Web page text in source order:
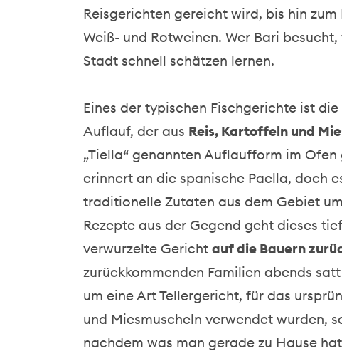
Reisgerichten gereicht wird, bis hin
Weiß- und Rotweinen. Wer Bari
Stadt schnell schätzen lernen.
Eines der typischen Fischgerichte ist die
Auflauf, der aus Reis, Kartoffeln und
„Tiella“ genannten Auflaufform im
erinnert an die spanische Paella, doch
traditionelle Zutaten aus dem Gebiet
Rezepte aus der Gegend geht dieses
verwurzelte Gericht auf die Bauern
zurückkommenden Familien abends
um eine Art Tellergericht, für das
und Miesmuscheln verwendet wurden,
nachdem was man gerade zu Hause